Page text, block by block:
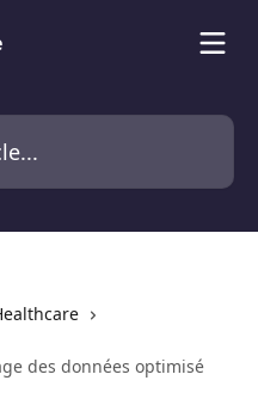
des données optimisé